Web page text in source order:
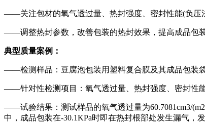
——关注包材的氧气透过量、热封强度、密封性能(负压
——调整热封参数，改善包装的热封效果，提高成品包
典型质量案例：
——检测样品：豆腐泡包装用塑料复合膜及其成品包装
——针对性检测项目：氧气透过量、热封强度、密封性能
——试验结果：测试样品的氧气透过量为60.7081cm3/
中，成品包装在-30.1KPa时即在热封根部处发生漏气